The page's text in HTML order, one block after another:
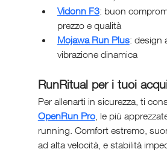
Vidonn F3: buon
prezzo e qualità
Mojawa Run Plus: design
vibrazione dinamica
RunRitual per i tuoi
Per allenarti in sicurezza, ti
OpenRun Pro, le più
running. Comfort estremo,
ad alta velocità, e stabilità